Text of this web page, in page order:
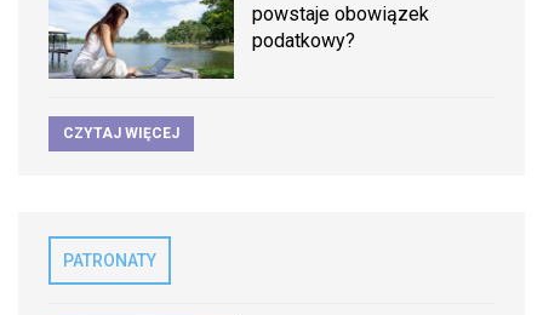
powstaje obowiązek
podatkowy?
CZYTAJ WIĘCEJ
PATRONATY